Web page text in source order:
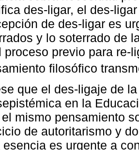
des-ligar, el des-
de des-ligar es
y lo soterrado de
proceso previo para re-
filosófico
que el des-ligaje de
en la
mismo pensamiento
de autoritarismo y
esencia es urgente a